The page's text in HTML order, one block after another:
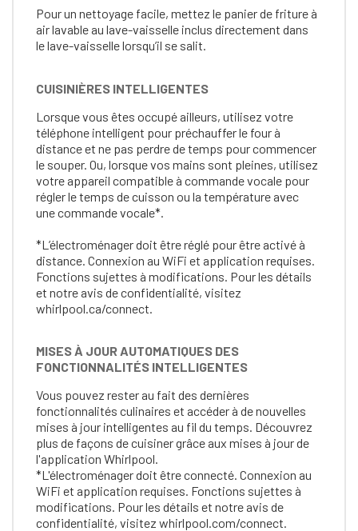
Pour un nettoyage facile, mettez le panier de friture à
air lavable au lave-vaisselle inclus directement dans
le lave-vaisselle lorsqu’il se salit.
CUISINIÈRES INTELLIGENTES
Lorsque vous êtes occupé ailleurs, utilisez votre
téléphone intelligent pour préchauffer le four à
distance et ne pas perdre de temps pour commencer
le souper. Ou, lorsque vos mains sont pleines, utilisez
votre appareil compatible à commande vocale pour
régler le temps de cuisson ou la température avec
une commande vocale*.
*L’électroménager doit être réglé pour être activé à
distance. Connexion au WiFi et application requises.
Fonctions sujettes à modifications. Pour les détails
et notre avis de confidentialité, visitez
whirlpool.ca/connect.
MISES À JOUR AUTOMATIQUES DES
FONCTIONNALITÉS INTELLIGENTES
Vous pouvez rester au fait des dernières
fonctionnalités culinaires et accéder à de nouvelles
mises à jour intelligentes au fil du temps. Découvrez
plus de façons de cuisiner grâce aux mises à jour de
l'application Whirlpool.
*L'électroménager doit être connecté. Connexion au
WiFi et application requises. Fonctions sujettes à
modifications. Pour les détails et notre avis de
confidentialité, visitez whirlpool.com/connect.